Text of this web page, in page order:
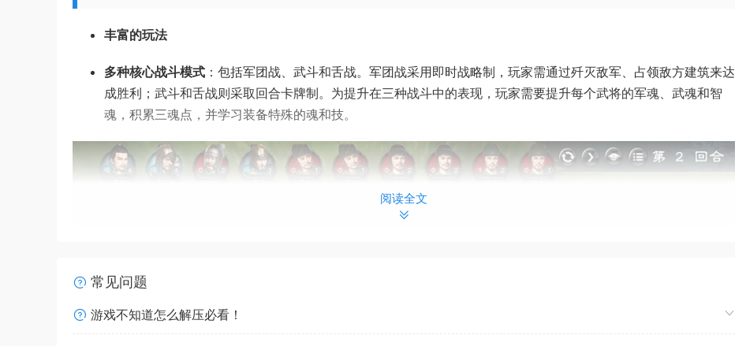
丰富的玩法
多种核心战斗模式 ：包括军团战、武斗和舌战。军团战采用即时战略制，玩家需通过歼灭敌军、占领敌方建筑来达
成胜利；武斗和舌战则采取回合卡牌制。为提升在三种战斗中的表现，玩家需要提升每个武将的军魂、武魂和智
魂，积累三魂点，并学习装备特殊的魂和技。
阅读全文
常见问题
游戏不知道怎么解压必看！